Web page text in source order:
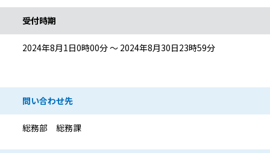
受付時期
2024年8月1日0時00分 ～ 2024年8月30日23時59分
問い合わせ先
総務部 総務課